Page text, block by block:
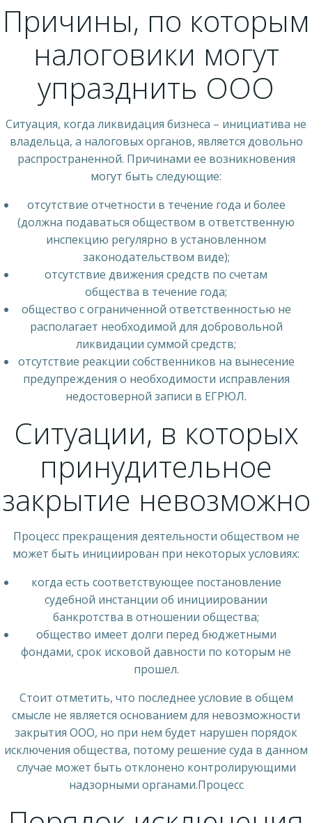
Причины, по которым
налоговики могут
упразднить ООО
Ситуация, когда ликвидация бизнеса – инициатива не
владельца, а налоговых органов, является довольно
распространенной. Причинами ее возникновения
могут быть следующие:
отсутствие отчетности в течение года и более
(должна подаваться обществом в ответственную
инспекцию регулярно в установленном
законодательством виде);
отсутствие движения средств по счетам
общества в течение года;
общество с ограниченной ответственностью не
располагает необходимой для добровольной
ликвидации суммой средств;
отсутствие реакции собственников на вынесение
предупреждения о необходимости исправления
недостоверной записи в ЕГРЮЛ.
Ситуации, в которых
принудительное
закрытие невозможно
Процесс прекращения деятельности обществом не
может быть инициирован при некоторых условиях:
когда есть соответствующее постановление
судебной инстанции об инициировании
банкротства в отношении общества;
общество имеет долги перед бюджетными
фондами, срок исковой давности по которым не
прошел.
Стоит отметить, что последнее условие в общем
смысле не является основанием для невозможности
закрытия ООО, но при нем будет нарушен порядок
исключения общества, потому решение суда в данном
случае может быть отклонено контролирующими
надзорными органами.Процесс